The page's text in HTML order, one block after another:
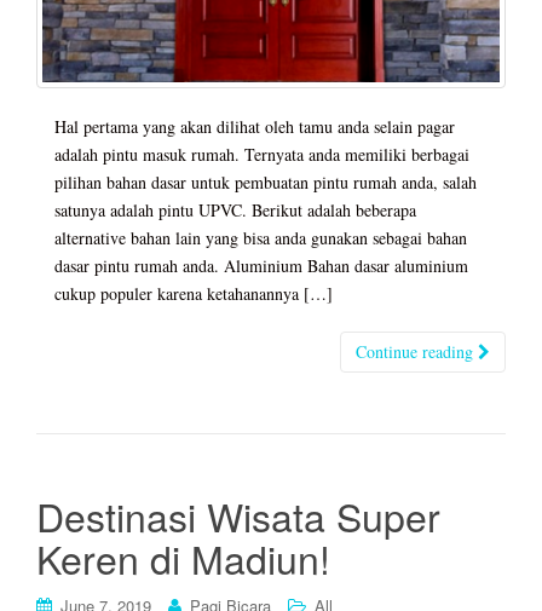
Hal pertama yang akan dilihat oleh tamu anda selain pagar
adalah pintu masuk rumah. Ternyata anda memiliki berbagai
pilihan bahan dasar untuk pembuatan pintu rumah anda, salah
satunya adalah pintu UPVC. Berikut adalah beberapa
alternative bahan lain yang bisa anda gunakan sebagai bahan
dasar pintu rumah anda. Aluminium Bahan dasar aluminium
cukup populer karena ketahanannya […]
Continue reading
Destinasi Wisata Super
Keren di Madiun!
June 7, 2019 Pagi Bicara All